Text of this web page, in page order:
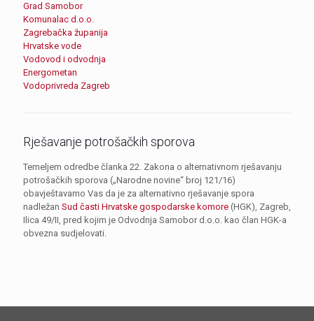
Grad Samobor
Komunalac d.o.o.
Zagrebačka županija
Hrvatske vode
Vodovod i odvodnja
Energometan
Vodoprivreda Zagreb
Rješavanje potrošačkih sporova
Temeljem odredbe članka 22. Zakona o alternativnom rješavanju
potrošačkih sporova („Narodne novine“ broj 121/16)
obavještavamo Vas da je za alternativno rješavanje spora
nadležan Sud časti Hrvatske gospodarske komore (HGK), Zagreb,
Ilica 49/II, pred kojim je Odvodnja Samobor d.o.o. kao član HGK-a
obvezna sudjelovati.